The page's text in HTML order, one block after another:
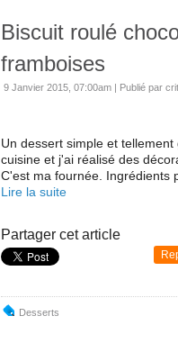
Biscuit roulé
framboises
9 Janvier 2015, 07:00am Publié par
Un dessert simple et
cuisine et j'ai réalisé des
C'est ma fournée. Ingrédients
Lire la suite
Partager cet article
Desserts